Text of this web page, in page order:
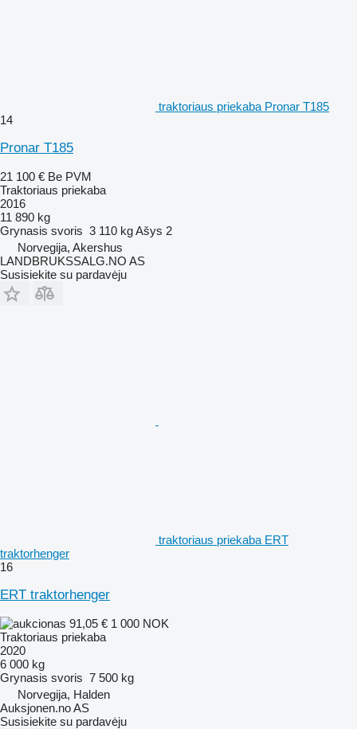
traktoriaus priekaba Pronar T185
14
Pronar T185
21 100 € Be PVM
Traktoriaus priekaba
2016
11 890 kg
Grynasis svoris 3 110 kgAšys 2
Norvegija, Akershus
LANDBRUKSSALG.NO AS
Susisiekite su pardavėju
traktoriaus priekaba ERT
traktorhenger
16
ERT traktorhenger
91,05 € 1 000 NOK
Traktoriaus priekaba
2020
6 000 kg
Grynasis svoris 7 500 kg
Norvegija, Halden
Auksjonen.no AS
Susisiekite su pardavėju